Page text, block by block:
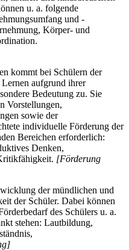
u. a. folgende
und -
Körper- und
kommt bei Schülern der
aufgrund ihrer
Bedeutung zu. Sie
Vorstellungen,
sowie der
individuelle Förderung der
Bereichen erforderlich:
Denken,
[Förderung
der mündlichen und
der Schüler. Dabei können
des Schülers u. a.
stehen: Lautbildung,